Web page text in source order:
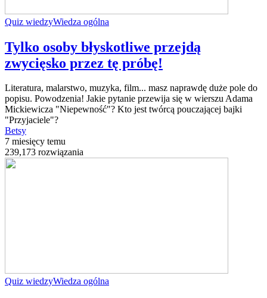
Quiz wiedzyWiedza ogólna
Tylko osoby błyskotliwe przejdą
zwycięsko przez tę próbę!
Literatura, malarstwo, muzyka, film... masz naprawdę duże pole do
popisu. Powodzenia! Jakie pytanie przewija się w wierszu Adama
Mickiewicza "Niepewność"? Kto jest twórcą pouczającej bajki
"Przyjaciele"?
Betsy
7 miesięcy temu
239,173 rozwiązania
Quiz wiedzyWiedza ogólna